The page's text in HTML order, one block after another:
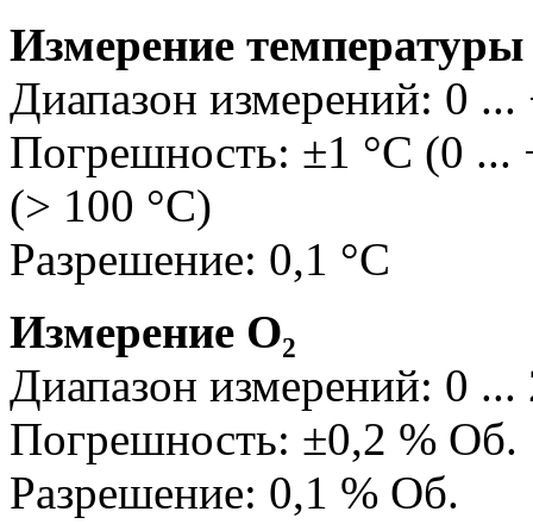
Измерение
Диапазон измерений: 0 ...
Погрешность: ±1 °C (0 ...
(> 100 °C)
Разрешение: 0,1 °C
Измерение О₂
Диапазон измерений: 0
Погрешность: ±0,2 % Об.
Разрешение: 0,1 % Об.